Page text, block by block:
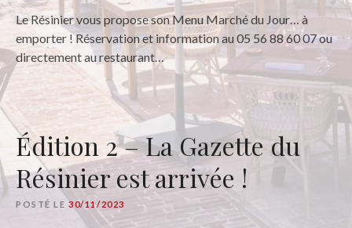
Le Résinier vous propose son Menu Marché du Jour… à
emporter ! Réservation et information au 05 56 88 60 07 ou
directement au restaurant…
Édition 2 – La Gazette du
Résinier est arrivée !
POSTÉ LE 30/11/2023